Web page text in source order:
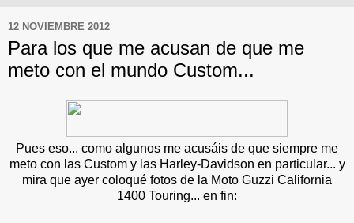
12 NOVIEMBRE 2012
Para los que me acusan de que me
meto con el mundo Custom...
Pues eso... como algunos me acusáis de que siempre me
meto con las Custom y las Harley-Davidson en particular... y
mira que ayer coloqué fotos de la Moto Guzzi California
1400 Touring... en fin: